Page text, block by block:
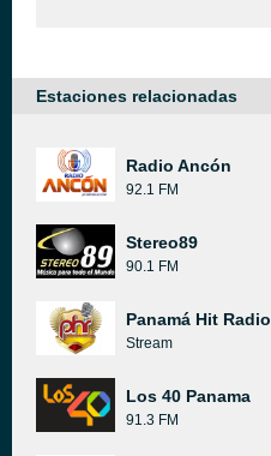
Estaciones relacionadas
Radio Ancón
92.1 FM
Stereo89
90.1 FM
Panamá Hit Radio
Stream
Los 40 Panama
91.3 FM